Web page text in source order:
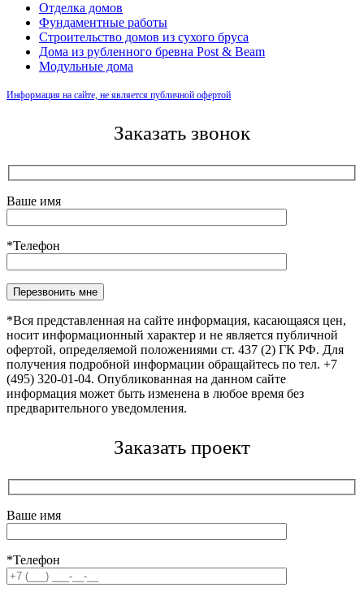
Отделка домов
Фундаментные работы
Строительство домов из сухого бруса
Дома из рубленного бревна Post & Beam
Модульные дома
Информация на сайте, не является публичной офертой
Заказать звонок
Ваше имя
*Телефон
Оставьте это поле пустым.
*Вся представленная на сайте информация, касающаяся цен,
носит информационный характер и не является публичной
офертой, определяемой положениями ст. 437 (2) ГК РФ. Для
получения подробной информации обращайтесь по тел. +7
(495) 320-01-04. Опубликованная на данном сайте
информация может быть изменена в любое время без
предварительного уведомления.
Заказать проект
Ваше имя
*Телефон